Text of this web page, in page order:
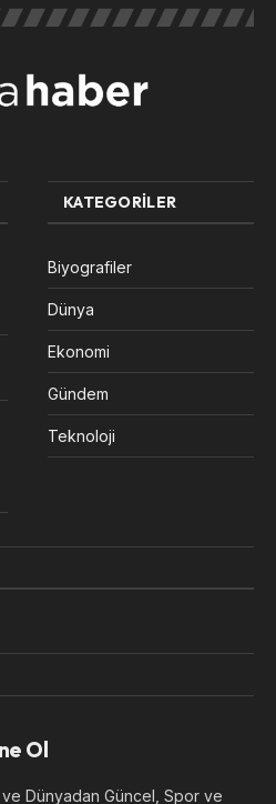
KATEGORILER
Biyografiler
Dünya
Ekonomi
Gündem
Teknoloji
Ol
Dünyadan Güncel, Spor ve